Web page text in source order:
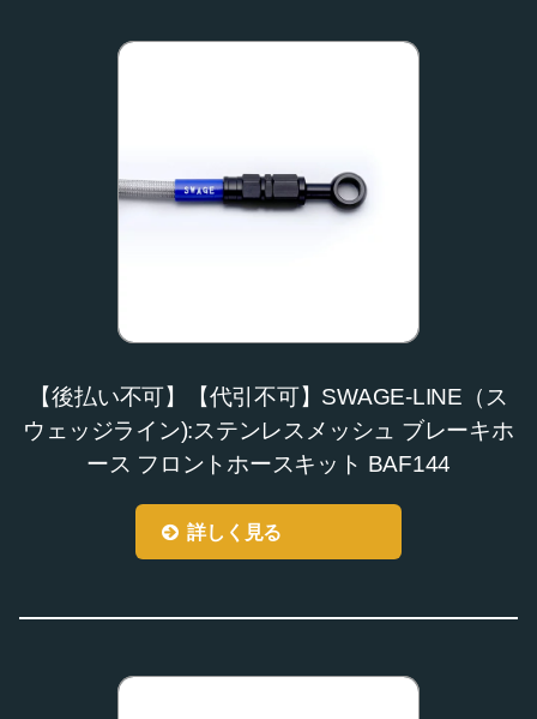
【後払い不可】【代引不可】SWAGE-LINE（ス
ウェッジライン):ステンレスメッシュ ブレーキホ
ース フロントホースキット BAF144
詳しく見る